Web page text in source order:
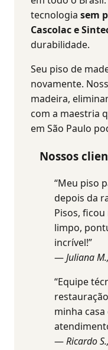
tecnologia sem
Cascolac e
durabilidade.
Seu piso de
novamente.
madeira,
com a maestria
em São Paulo
Nossos
“Meu piso
depois da
Pisos,
limpo,
incrível!”
—Juliana
“Equipe
minha
—Ricardo